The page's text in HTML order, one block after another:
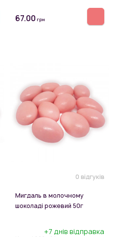
67.00 грн
0 відгуків
Мигдаль в молочному
шоколаді рожевий 50г
+7 днів відправка